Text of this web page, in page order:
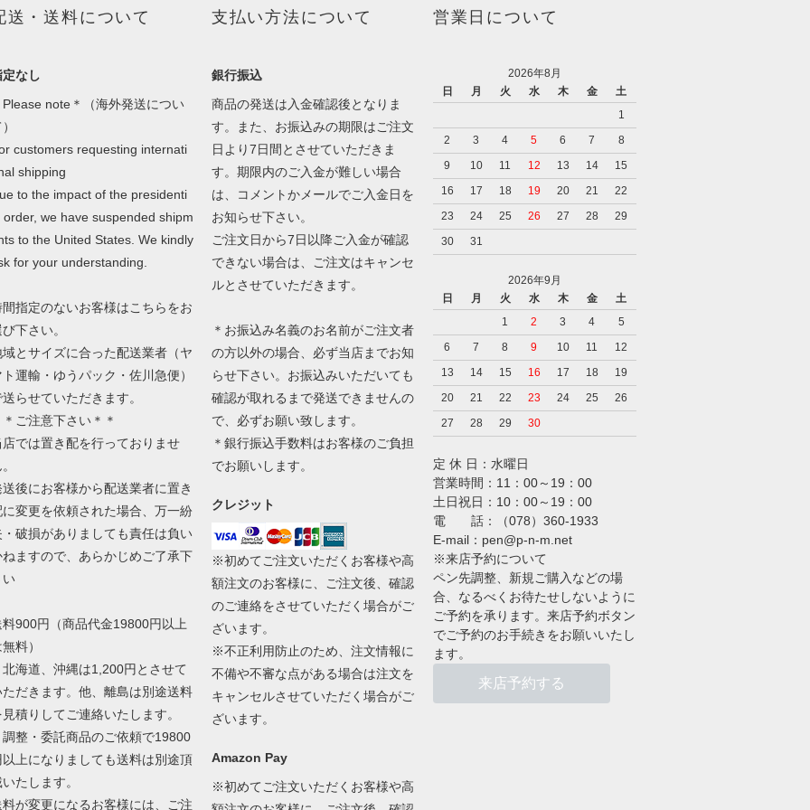
送・送料について
定なし
Please note＊（海外発送につい
customers requesting internati
shipping
to the impact of the presidenti
order, we have suspended shipm
to the United States. We kindly
for your understanding.
間指定のないお客様はこちらをお
下さい。
域とサイズに合った配送業者（ヤ
運輸・ゆうパック・佐川急便）
らせていただきます。
ご注意下さい＊＊
店では置き配を行っておりませ
送後にお客様から配送業者に置き
に変更を依頼された場合、万一紛
・破損がありましても責任は負い
ねますので、あらかじめご了承下
い
料900円（商品代金19800円以上
料）
北海道、沖縄は1,200円とさせて
ただきます。他、離島は別途送料
積りしてご連絡いたします。
調整・委託商品のご依頼で19800
以上になりましても送料は別途頂
たします。
料が変更になるお客様には、ご注
支払い方法について
銀行振込
商品の発送は入金確認後となりま
す。また、お振込みの期限はご注文
日より7日間とさせていただきま
す。期限内のご入金が難しい場合
は、コメントかメールでご入金日を
お知らせ下さい。
ご注文日から7日以降ご入金が確認
できない場合は、ご注文はキャンセ
ルとさせていただきます。
＊お振込み名義のお名前がご注文者
の方以外の場合、必ず当店までお知
らせ下さい。お振込みいただいても
確認が取れるまで発送できませんの
で、必ずお願い致します。
＊銀行振込手数料はお客様のご負担
でお願いします。
クレジット
※初めてご注文いただくお客様や高
額注文のお客様に、ご注文後、確認
のご連絡をさせていただく場合がご
ざいます。
※不正利用防止のため、注文情報に
不備や不審な点がある場合は注文を
キャンセルさせていただく場合がご
ざいます。
Amazon Pay
※初めてご注文いただくお客様や高
営業日について
2026年8月
日
月 火 水 木 金
土
1
2
3 4 5 6 7
8
9
10 11 12 13 14
15
16
17 18 19 20 21
22
23
24 25 26 27 28
29
30
31
2026年9月
日
月 火 水 木 金
土
1
2 3 4
5
6
7 8 9 10 11
12
13
14 15 16 17 18
19
20
21 22 23 24 25
26
27
28 29 30
定 休 日：水曜日
営業時間：11：00～19：00
土日祝日：10：00～19：00
電 話：（078）360-1933
E-mail：pen@p-n-m.net
※来店予約について
ペン先調整、新規ご購入などの場
合、なるべくお待たせしないように
ご予約を承ります。来店予約ボタン
でご予約のお手続きをお願いいたし
ます。
来店予約する